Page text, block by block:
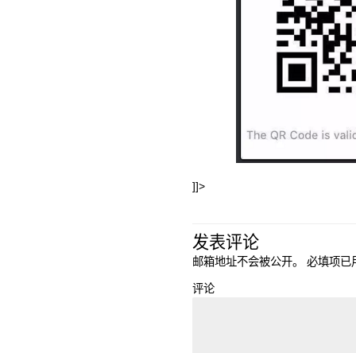
]]>
发表评论
邮箱地址不会被公开。 必填项已
评论